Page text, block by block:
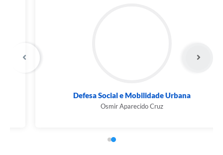
Defesa Social e Mobilidade Urbana
Osmir Aparecido Cruz